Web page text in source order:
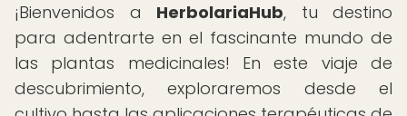
¡Bienvenidos a HerbolariaHub, tu destino
para adentrarte en el fascinante mundo de
las plantas medicinales! En este viaje de
descubrimiento, exploraremos desde el